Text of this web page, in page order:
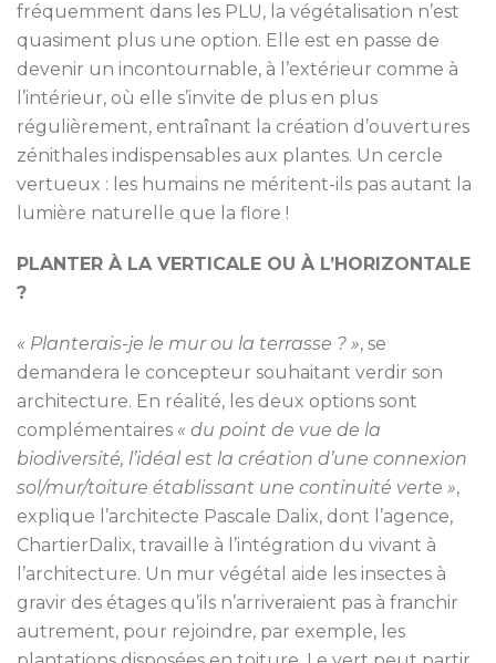
fréquemment dans les PLU, la végétalisation n’est
quasiment plus une option. Elle est en passe de
devenir un incontournable, à l’extérieur comme à
l’intérieur, où elle s’invite de plus en plus
régulièrement, entraînant la création d’ouvertures
zénithales indispensables aux plantes. Un cercle
vertueux : les humains ne méritent-ils pas autant la
lumière naturelle que la flore !
PLANTER À LA VERTICALE OU À L’HORIZONTALE
?
« Planterais-je le mur ou la terrasse ? », se
demandera le concepteur souhaitant verdir son
architecture. En réalité, les deux options sont
complémentaires « du point de vue de la
biodiversité, l’idéal est la création d’une connexion
sol/mur/toiture établissant une continuité verte »,
explique l’architecte Pascale Dalix, dont l’agence,
ChartierDalix, travaille à l’intégration du vivant à
l’architecture. Un mur végétal aide les insectes à
gravir des étages qu’ils n’arriveraient pas à franchir
autrement, pour rejoindre, par exemple, les